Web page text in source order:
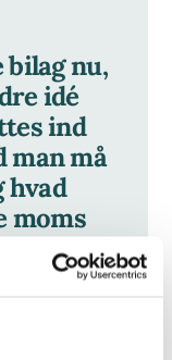
bilag nu,
idé
ind
man må
hvad
moms